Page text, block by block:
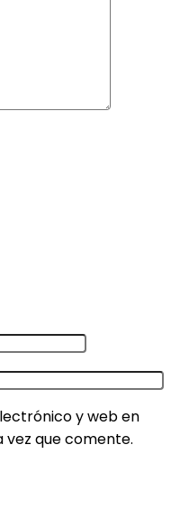
y web en
que comente.